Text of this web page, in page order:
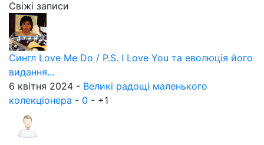
Свіжі записи
Сингл Love Me Do / P.S. I Love You та еволюція його
видання...
6 квітня 2024 - Великі радощі маленького
колекціонера - 0 - +1